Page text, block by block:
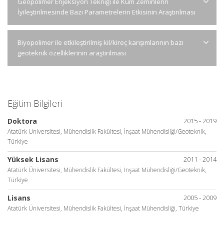
İyileştirilmesinde Bazı Parametrelerin Etkisinin Araştırılması
Biyopolimer ile etkileştirilmiş kil/kireç karışımlarının bazı
geoteknik özelliklerinin araştırılması
Eğitim Bilgileri
2015 - 2019
Doktora
Atatürk Üniversitesi, Mühendislik Fakültesi, İnşaat Mühendisliği/Geoteknik,
Türkiye
2011 - 2014
Yüksek Lisans
Atatürk Üniversitesi, Mühendislik Fakültesi, İnşaat Mühendisliği/Geoteknik,
Türkiye
2005 - 2009
Lisans
Atatürk Üniversitesi, Mühendislik Fakültesi, İnşaat Mühendisliği, Türkiye